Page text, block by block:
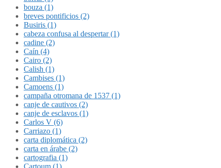
bouza (1)
breves pontificios (2)
Busiris (1)
cabeza confusa al despertar (1)
cadine (2)
Caín (4)
Cairo (2)
Calish (1)
Cambises (1)
Camoens (1)
campaña otromana de 1537 (1)
canje de cautivos (2)
canje de esclavos (1)
Carlos V (6)
Carriazo (1)
carta diplomática (2)
carta en árabe (2)
cartografia (1)
Cartoum (1)